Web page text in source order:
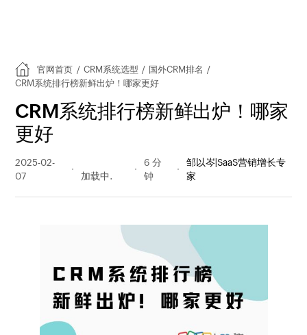
官网首页 / CRM系统选型 / 国外CRM排名 /
CRM系统排行榜新鲜出炉！哪家更好
CRM系统排行榜新鲜出炉！哪家
更好
2025-02-
07
量
6 分
钟
邹以岑|SaaS营销增长专
家